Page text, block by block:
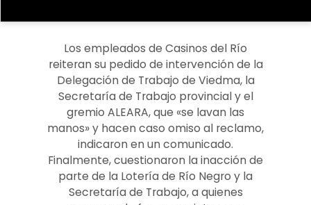
Los empleados de Casinos del Río
reiteran su pedido de intervención de la
Delegación de Trabajo de Viedma, la
Secretaría de Trabajo provincial y el
gremio ALEARA, que «se lavan las
manos» y hacen caso omiso al reclamo,
indicaron en un comunicado.
Finalmente, cuestionaron la inacción de
parte de la Lotería de Río Negro y la
Secretaría de Trabajo, a quienes